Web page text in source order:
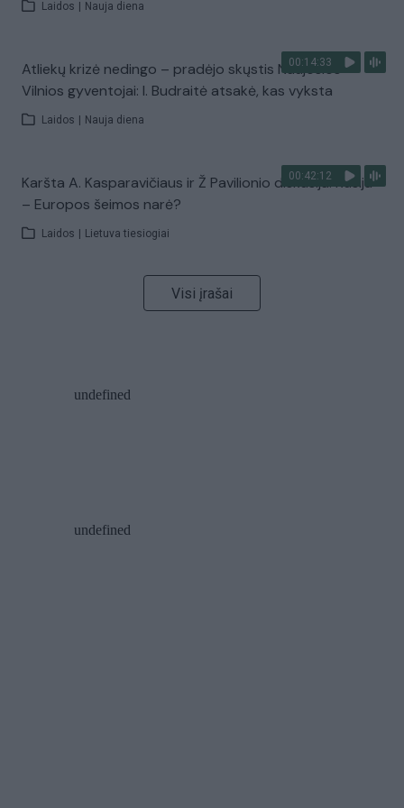
Laidos Nauja diena
00:14:33
Atliekų krizė nedingo – pradėjo skųstis Naujosios
Vilnios gyventojai: I. Budraitė atsakė, kas vyksta
Laidos Nauja diena
00:42:12
Karšta A. Kasparavičiaus ir Ž Pavilionio diskusija: Rusija
– Europos šeimos narė?
Laidos Lietuva tiesiogiai
Visi įrašai